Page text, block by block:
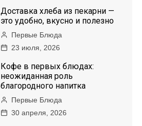
Доставка хлеба из пекарни —
это удобно, вкусно и полезно
Первые Блюда
23 июля, 2026
Кофе в первых блюдах:
неожиданная роль
благородного напитка
Первые Блюда
30 апреля, 2026